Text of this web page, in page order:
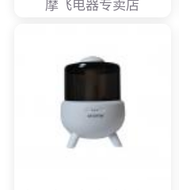
摩飞电器专卖店